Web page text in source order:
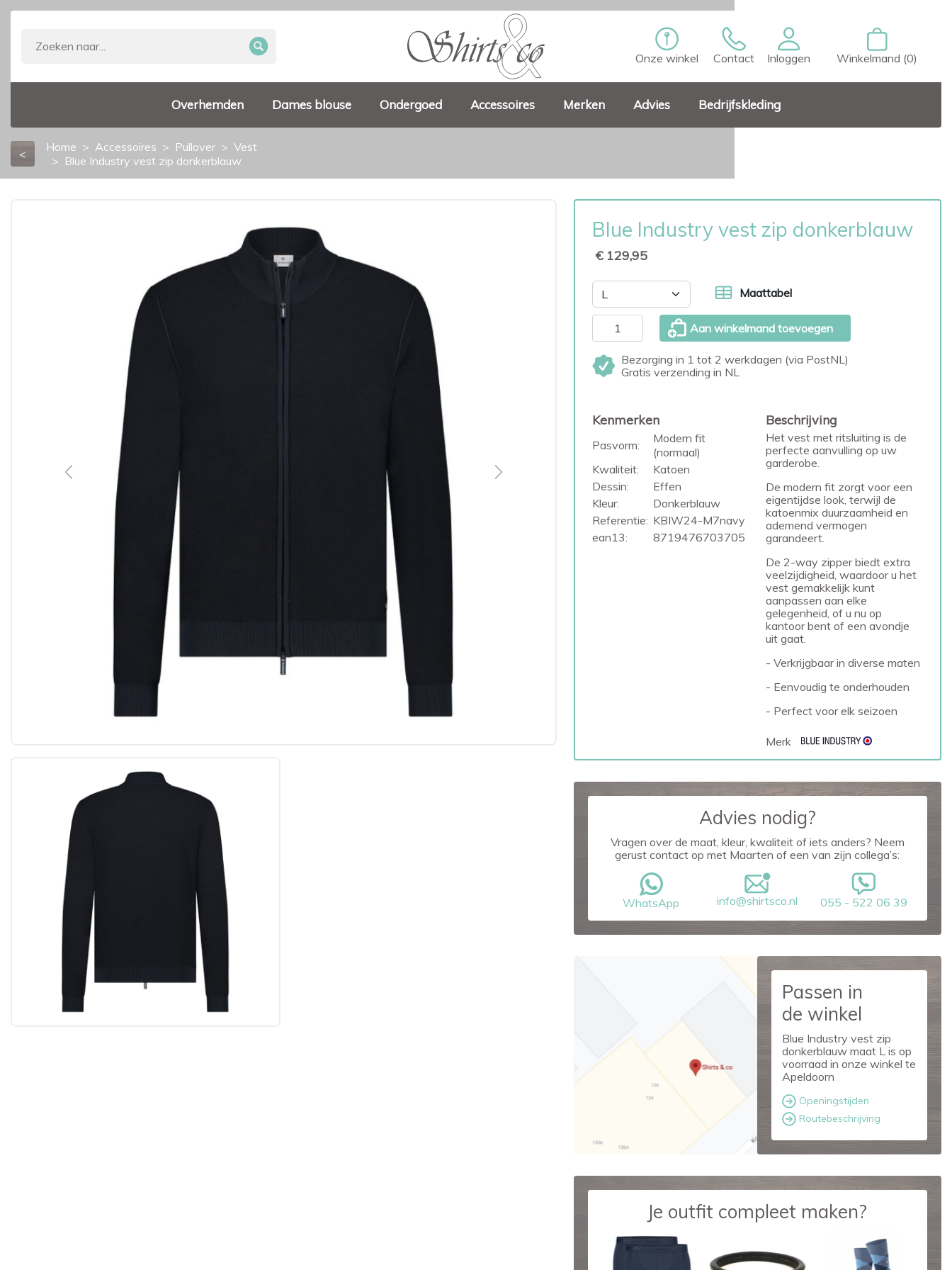
Onze winkel Contact Inloggen Winkelmand (0)
Overhemden Dames blouse Ondergoed Accessoires Merken Advies Bedrijfskleding
< Home Accessoires Pullover
Vest
Blue Industry vest zip donkerblauw
Previous Next
Blue Industry vest zip donkerblauw
€ 129,95
Maattabel
Aan winkelmand toevoegen
Bezorging in 1 tot 2 werkdagen (via PostNL)
Gratis verzending in NL
Kenmerken
Pasvorm:
Modern fit
(normaal)
Kwaliteit:
Katoen
Dessin:
Effen
Kleur:
Donkerblauw
Referentie: KBIW24-M7navy
ean13:
8719476703705
Beschrijving
Het vest met ritsluiting is de
perfecte aanvulling op uw
garderobe.
De modern fit zorgt voor een
eigentijdse look, terwijl de
katoenmix duurzaamheid en
ademend vermogen
garandeert.
De 2-way zipper biedt extra
veelzijdigheid, waardoor u het
vest gemakkelijk kunt
aanpassen aan elke
gelegenheid, of u nu op
kantoor bent of een avondje
uit gaat.
- Verkrijgbaar in diverse maten
- Eenvoudig te onderhouden
- Perfect voor elk seizoen
Merk
Advies nodig?
Vragen over de maat, kleur, kwaliteit of iets anders? Neem
gerust contact op met Maarten of een van zijn collega’s:
WhatsApp info@shirtsco.nl 055 - 522 06 39
Passen in
de winkel
Blue Industry vest zip
donkerblauw maat L is op
voorraad in onze winkel te
Apeldoorn
Openingstijden
Routebeschrijving
Je outfit compleet maken?